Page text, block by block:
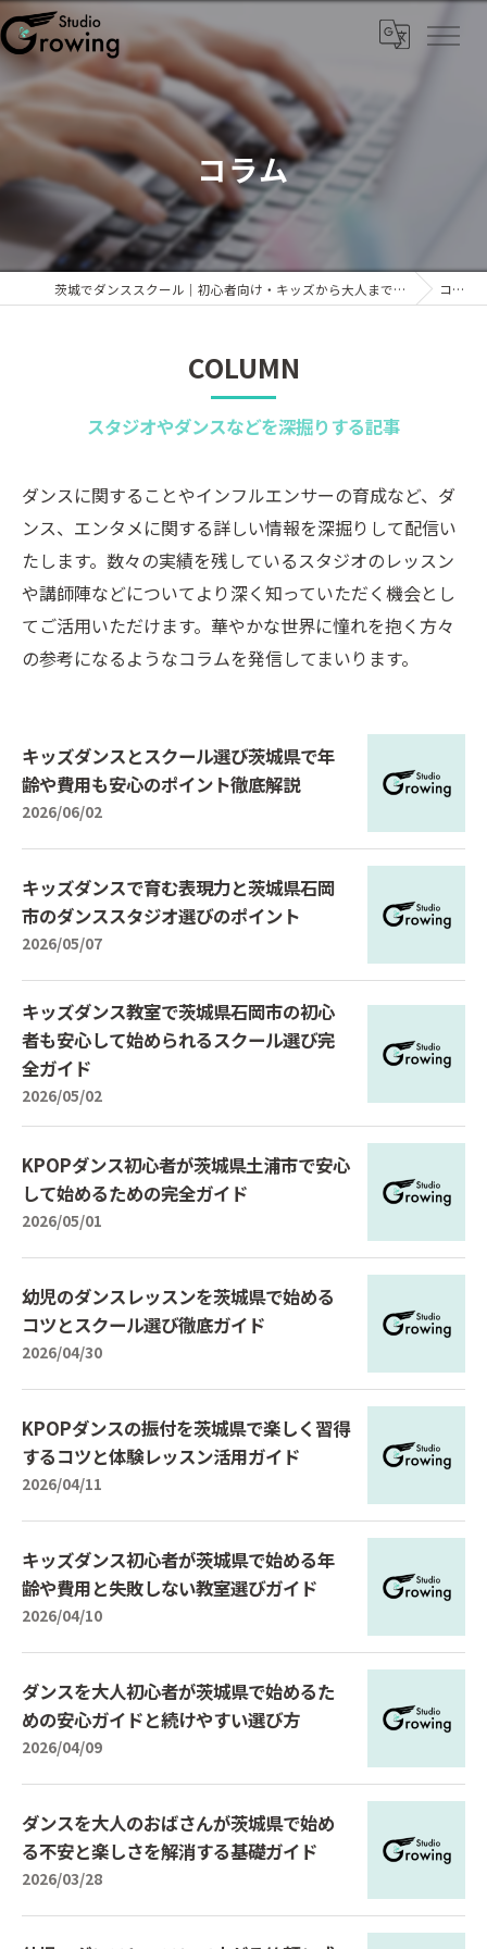
コラム
茨城でダンススクール｜初心者向け・キッズから大人までKPOPなら「Studio Growing」 コラム
COLUMN
スタジオやダンスなどを深掘りする記事
ダンスに関することやインフルエンサーの育成など、ダ
ンス、エンタメに関する詳しい情報を深掘りして配信い
たします。数々の実績を残しているスタジオのレッスン
や講師陣などについてより深く知っていただく機会とし
てご活用いただけます。華やかな世界に憧れを抱く方々
の参考になるようなコラムを発信してまいります。
キッズダンスとスクール選び茨城県で年
齢や費用も安心のポイント徹底解説
2026/06/02
キッズダンスで育む表現力と茨城県石岡
市のダンススタジオ選びのポイント
2026/05/07
キッズダンス教室で茨城県石岡市の初心
者も安心して始められるスクール選び完
全ガイド
2026/05/02
KPOPダンス初心者が茨城県土浦市で安心
して始めるための完全ガイド
2026/05/01
幼児のダンスレッスンを茨城県で始める
コツとスクール選び徹底ガイド
2026/04/30
KPOPダンスの振付を茨城県で楽しく習得
するコツと体験レッスン活用ガイド
2026/04/11
キッズダンス初心者が茨城県で始める年
齢や費用と失敗しない教室選びガイド
2026/04/10
ダンスを大人初心者が茨城県で始めるた
めの安心ガイドと続けやすい選び方
2026/04/09
ダンスを大人のおばさんが茨城県で始め
る不安と楽しさを解消する基礎ガイド
2026/03/28